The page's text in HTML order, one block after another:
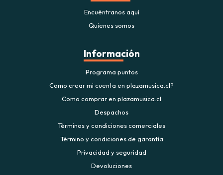
Encuéntranos aquí
Quienes somos
Información
Programa puntos
Como crear mi cuenta en plazamusica.cl?
Como comprar en plazamusica.cl
Despachos
Términos y condiciones comerciales
Término y condiciones de garantía
Privacidad y seguridad
Devoluciones